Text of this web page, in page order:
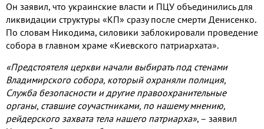
Он заявил, что украинские власти и ПЦУ объединились для
ликвидации структуры «КП» сразу после смерти Денисенко.
По словам Никодима, силовики заблокировали проведение
собора в главном храме «Киевского патриархата».
«Предстоятеля церкви начали выбирать под стенами
Владимирского собора, который охраняли полиция,
Служба безопасности и другие правоохранительные
органы, ставшие соучастниками, по нашему мнению,
рейдерского захвата тела нашего патриарха», – заявил